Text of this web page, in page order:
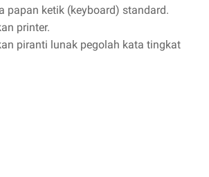
papan ketik (keyboard) standard.
printer.
piranti lunak pegolah kata tingkat